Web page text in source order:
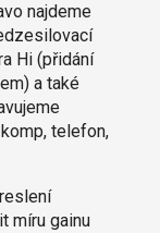
najdeme
Hi (přidání
a také
telefon,
míru gainu